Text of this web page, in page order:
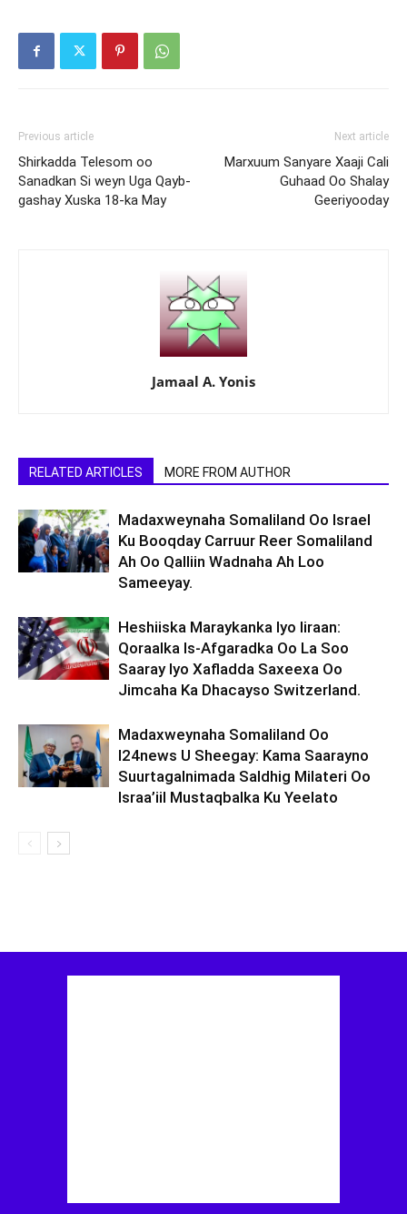
Previous article
Shirkadda Telesom oo
Sanadkan Si weyn Uga Qayb-
gashay Xuska 18-ka May
Next article
Marxuum Sanyare Xaaji Cali
Guhaad Oo Shalay
Geeriyooday
Jamaal A. Yonis
RELATED ARTICLES MORE FROM AUTHOR
Madaxweynaha Somaliland Oo Israel
Ku Booqday Carruur Reer Somaliland
Ah Oo Qalliin Wadnaha Ah Loo
Sameeyay.
Heshiiska Maraykanka Iyo Iiraan:
Qoraalka Is-Afgaradka Oo La Soo
Saaray Iyo Xafladda Saxeexa Oo
Jimcaha Ka Dhacayso Switzerland.
Madaxweynaha Somaliland Oo
I24news U Sheegay: Kama Saarayno
Suurtagalnimada Saldhig Milateri Oo
Israa’iil Mustaqbalka Ku Yeelato